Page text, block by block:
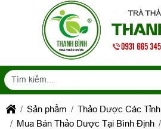
Sản phẩm
Thảo Dược Các Tỉnh
Mua Bán Thảo Dược Tại Bình Định